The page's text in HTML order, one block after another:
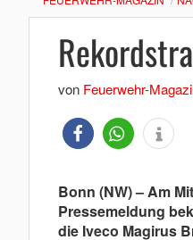
von Feuerwehr-
Bonn (NW) – Am
Pressemeldung
die Iveco Magirus